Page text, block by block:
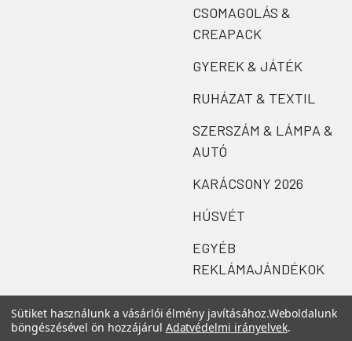
CSOMAGOLÁS &
CREAPACK
GYEREK & JÁTÉK
RUHÁZAT & TEXTIL
SZERSZÁM & LÁMPA &
AUTÓ
KARÁCSONY 2026
HÚSVÉT
EGYÉB
REKLÁMAJÁNDÉKOK
Sütiket használunk a vásárlói élmény javításához.Weboldalunk
böngészésével ön hozzájárul Adatvédelmi irányelvek.